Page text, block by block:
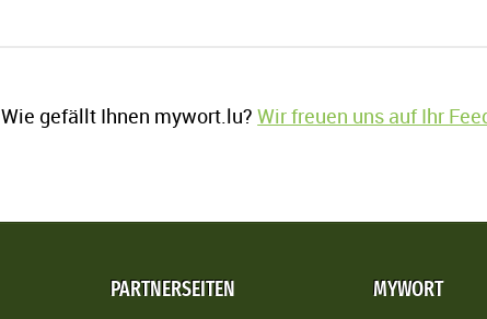
Wie gefällt Ihnen mywort.lu?Wir freuen uns auf Ihr
PARTNERSEITEN MYWORT